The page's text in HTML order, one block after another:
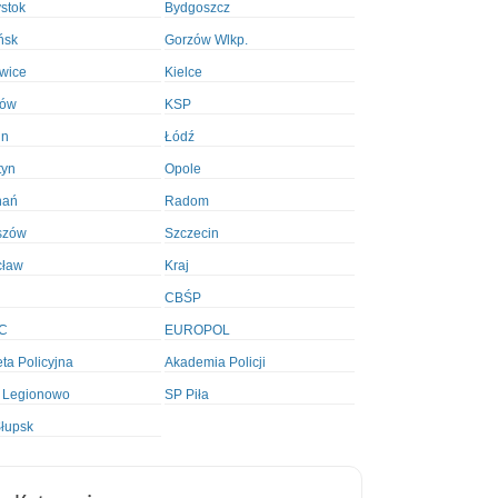
Bydgoszcz
Gorzów Wlkp.
Kielce
KSP
Łódź
Opole
Radom
Szczecin
Kraj
CBŚP
EUROPOL
Policyjna Akademia Policji
Legionowo SP Piła